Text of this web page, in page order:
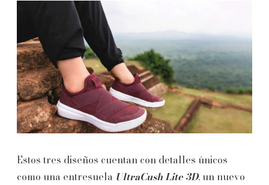
Estos tres diseños cuentan con detalles únicos
como una entresuela UltraCush Lite 3D, un nuevo